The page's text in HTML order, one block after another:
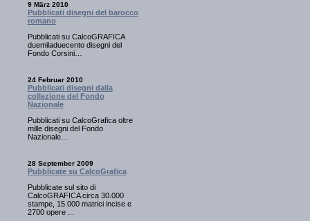
9 März 2010
Pubblicati disegni del barocco
romano
Pubblicati su CalcoGRAFICA
duemiladuecento disegni del
Fondo Corsini…
24 Februar 2010
Pubblicati disegni dalla
collezione del Fondo
Nazionale
Pubblicati su CalcoGrafica oltre
mille disegni del Fondo
Nazionale...
28 September 2009
Pubblicate su CalcoGrafica
Pubblicate sul sito di
CalcoGRAFICA circa 30.000
stampe, 15.000 matrici incise e
2700 opere ...